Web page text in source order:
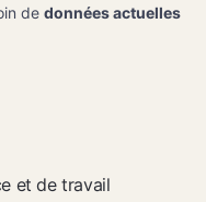
dedonnées actuelles
et de travail